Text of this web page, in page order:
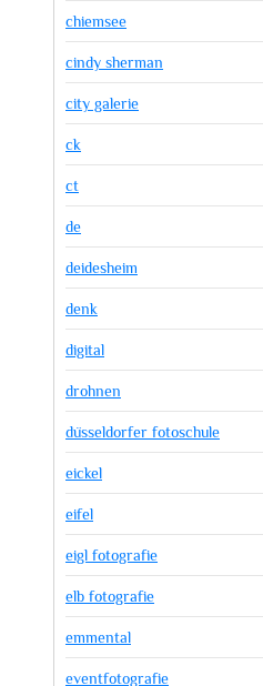
chiemsee
cindy sherman
city galerie
ck
ct
de
deidesheim
denk
digital
drohnen
düsseldorfer fotoschule
eickel
eifel
eigl fotografie
elb fotografie
emmental
eventfotografie